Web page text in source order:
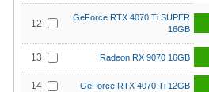
12
GeForce RTX 4070 Ti SUPER
16GB
13 Radeon RX 9070 16GB
14 GeForce RTX 4070 Ti 12GB